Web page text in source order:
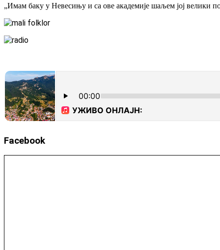
„Имам баку у Невесињу и са ове академије шаљем јој велики
Facebook